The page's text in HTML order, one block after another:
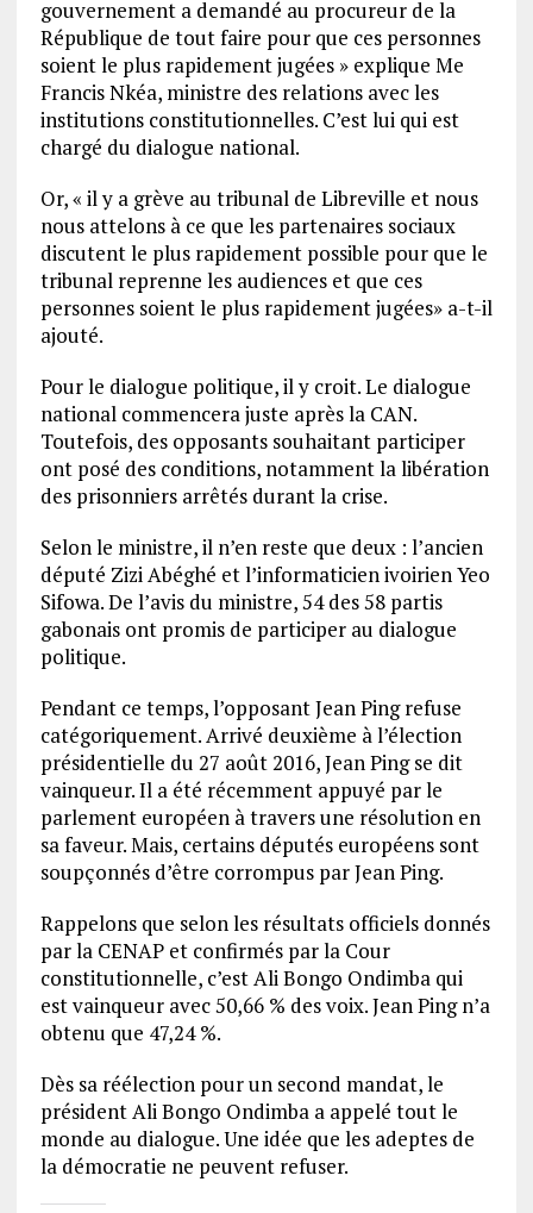
gouvernement a demandé au procureur de la
République de tout faire pour que ces personnes
soient le plus rapidement jugées » explique Me
Francis Nkéa, ministre des relations avec les
institutions constitutionnelles. C’est lui qui est
chargé du dialogue national.
Or, « il y a grève au tribunal de Libreville et nous
nous attelons à ce que les partenaires sociaux
discutent le plus rapidement possible pour que le
tribunal reprenne les audiences et que ces
personnes soient le plus rapidement jugées» a-t-il
ajouté.
Pour le dialogue politique, il y croit. Le dialogue
national commencera juste après la CAN.
Toutefois, des opposants souhaitant participer
ont posé des conditions, notamment la libération
des prisonniers arrêtés durant la crise.
Selon le ministre, il n’en reste que deux : l’ancien
député Zizi Abéghé et l’informaticien ivoirien Yeo
Sifowa. De l’avis du ministre, 54 des 58 partis
gabonais ont promis de participer au dialogue
politique.
Pendant ce temps, l’opposant Jean Ping refuse
catégoriquement. Arrivé deuxième à l’élection
présidentielle du 27 août 2016, Jean Ping se dit
vainqueur. Il a été récemment appuyé par le
parlement européen à travers une résolution en
sa faveur. Mais, certains députés européens sont
soupçonnés d’être corrompus par Jean Ping.
Rappelons que selon les résultats officiels donnés
par la CENAP et confirmés par la Cour
constitutionnelle, c’est Ali Bongo Ondimba qui
est vainqueur avec 50,66 % des voix. Jean Ping n’a
obtenu que 47,24 %.
Dès sa réélection pour un second mandat, le
président Ali Bongo Ondimba a appelé tout le
monde au dialogue. Une idée que les adeptes de
la démocratie ne peuvent refuser.